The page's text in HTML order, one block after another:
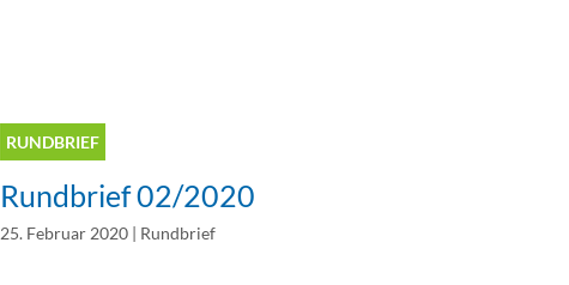
RUNDBRIEF
Rundbrief 02/2020
25. Februar 2020| Rundbrief